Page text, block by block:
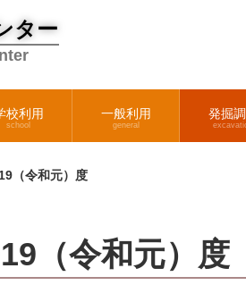
ター
校利用
school
一般利用
general
発掘
（令和元）度
（令和元）度